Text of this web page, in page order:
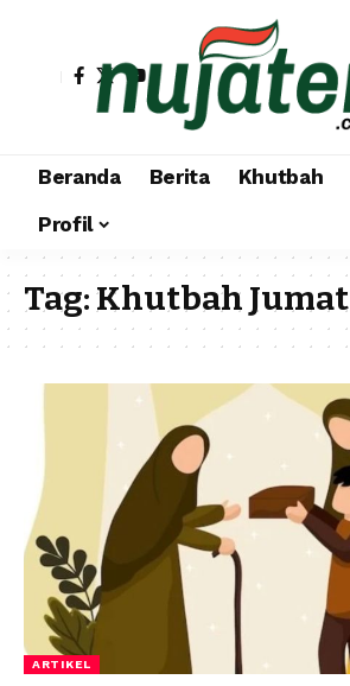
Beranda Berita Khutbah
Profil
Tag:Khutbah Jumat
ARTIKEL